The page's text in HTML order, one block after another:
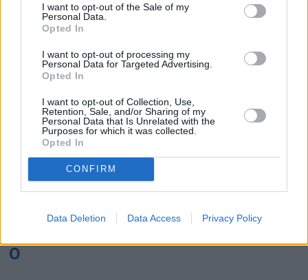
I want to opt-out of the Sale of my
Personal Data.
Opted In
I want to opt-out of processing my
Personal Data for Targeted Advertising.
Opted In
I want to opt-out of Collection, Use,
Retention, Sale, and/or Sharing of my
Personal Data that Is Unrelated with the
Purposes for which it was collected.
Opted In
CONFIRM
Data Deletion Data Access Privacy Policy
Lanzarote Larnaka Lefkas
Linköping
Los Angeles
Lund
Mangalia Marseille
Mexico City
Miami
N
New York Norrköping
O